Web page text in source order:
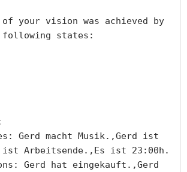
your vision was achieved by
following states:
Gerd macht Musik.,Gerd ist
ist Arbeitsende.,Es ist 23:00h.
Gerd hat eingekauft.,Gerd